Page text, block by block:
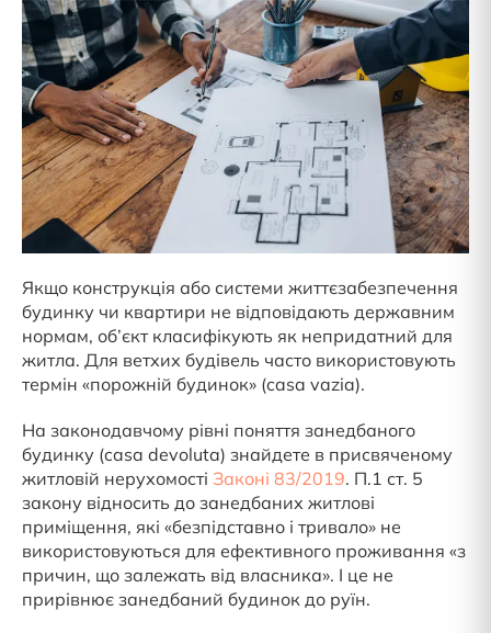
Якщо конструкція або системи життєзабезпечення
будинку чи квартири не відповідають державним
нормам, об’єкт класифікують як непридатний для
житла. Для ветхих будівель часто використовують
термін «порожній будинок» (casa vazia).
На законодавчому рівні поняття занедбаного
будинку (casa devoluta) знайдете в присвяченому
житловій нерухомості Законі 83/2019. П.1 ст. 5
закону відносить до занедбаних житлові
приміщення, які «безпідставно і тривало» не
використовуються для ефективного проживання «з
причин, що залежать від власника». І це не
прирівнює занедбаний будинок до руїн.